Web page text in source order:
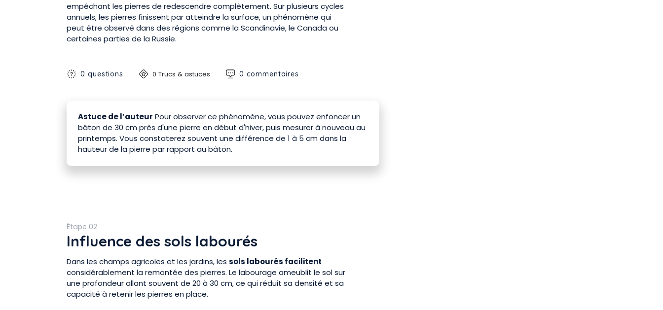
empêchant les pierres de redescendre complètement. Sur plusieurs cycles
annuels, les pierres finissent par atteindre la surface, un phénomène qui
peut être observé dans des régions comme la Scandinavie, le Canada ou
certaines parties de la Russie.
0 questions 0 Trucs & astuces 0 commentaires
Astuce de l’auteur Pour observer ce phénomène, vous pouvez enfoncer un
bâton de 30 cm près d'une pierre en début d'hiver, puis mesurer à nouveau au
printemps. Vous constaterez souvent une différence de 1 à 5 cm dans la
hauteur de la pierre par rapport au bâton.
Étape 02
Influence des sols labourés
Dans les champs agricoles et les jardins, les sols labourés facilitent
considérablement la remontée des pierres. Le labourage ameublit le sol sur
une profondeur allant souvent de 20 à 30 cm, ce qui réduit sa densité et sa
capacité à retenir les pierres en place.